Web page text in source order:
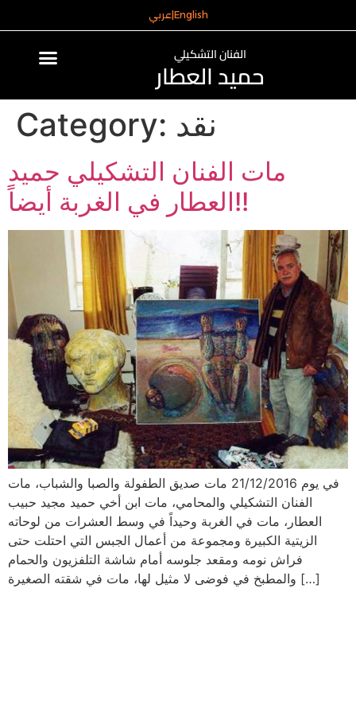
عربي| English
الفنان التشكيلي
حميد العطار
Category: نقد
مات الفنان التشكيلي حميد
العطار في الغربة أيضاً!!
في يوم 21/12/2016 مات صديق الطفولة والصبا والشباب، مات
الفنان التشكيلي والمحامي، مات ابن أخي حميد مجيد حبيب
العطار، مات في الغربة وحيداً في وسط العشرات من لوحاته
الزيتية الكبيرة ومجموعة من أعمال الجبس التي احتلت حتى
فراش نومه ومقعد جلوسه أمام شاشة التلفزيون والحمام
والمطبخ في فوضى لا مثيل لها، مات في شقته الصغيرة […]